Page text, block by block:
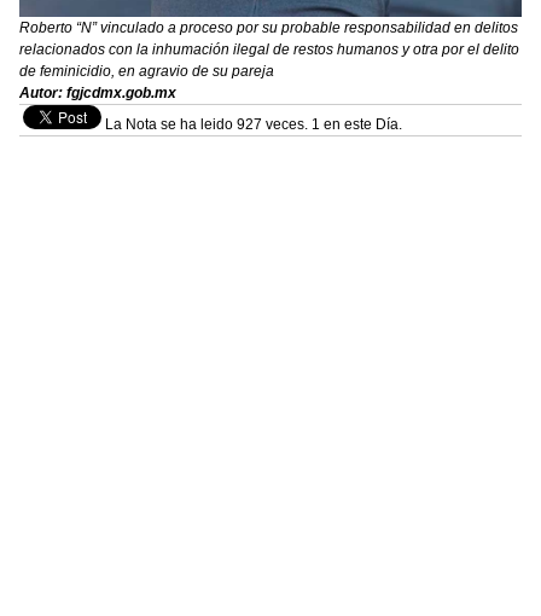
Roberto “N” vinculado a proceso por su probable responsabilidad en delitos
relacionados con la inhumación ilegal de restos humanos y otra por el delito
de feminicidio, en agravio de su pareja
Autor: fgjcdmx.gob.mx
La Nota se ha leido 927 veces. 1 en este Día.